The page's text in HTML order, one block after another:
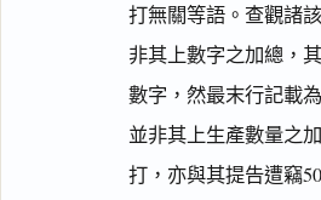
打無關等語。查觀諸
非其上數字之加總，
數字，然最末行記載
並非其上生產數量之
打，亦與其提告遭竊